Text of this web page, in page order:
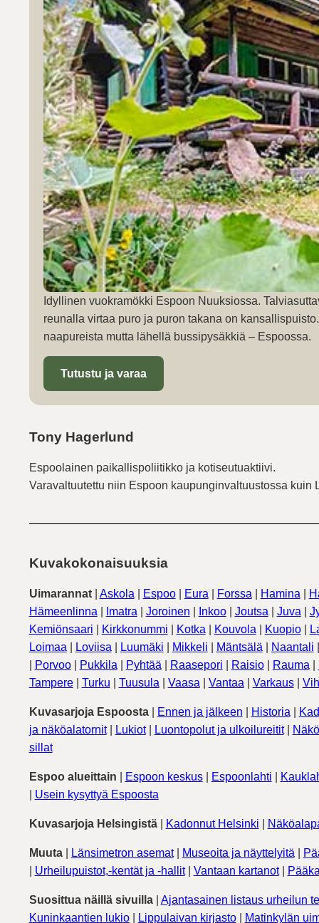
Idyllinen vuokramökki Espoon Nuuksiossa.
reunalla virtaa puro ja puron takana on
naapureista mutta lähellä bussipysäkkiä – Espoossa.
Tutustu ja varaa
Tony Hagerlund
Espoolainen paikallispoliitikko ja kotiseutuaktiivi.
Varavaltuutettu niin Espoon kaupunginvaltuustossa
Kuvakokonaisuuksia
Uimarannat| Askola Espoo| Eura Forssa Hamina
Hämeenlinna
Imatra Joroinen Inkoo| Joutsa Juva
Kemiönsaari
Kirkkonummi Kotka Kouvola Kuopio|
Loimaa
Loviisa Luumäki Mikkeli Mäntsälä Naantali
Porvoo| Pukkila Pyhtää Raasepori Raisio| Rauma
Tampere| Turku Tuusula Vaasa Vantaa Varkaus|
Kuvasarjoja Espoosta| Ennen ja jälkeen Historia
ja näköalatornit| Lukiot| Luontopolut ja ulkoilureitit|
sillat
Espoo alueittain Espoon keskus| Espoonlahti
Usein kysyttyä Espoosta
Kuvasarjoja Helsingistä| Kadonnut Helsinki
Muuta| Länsimetron asemat| Museoita ja näyttelyitä
Urheilupuistot,-kentät ja -hallit| Vantaan kartanot|
Suosittua näillä sivuilla| Ajantasainen listaus urheilun
Kuninkaantien lukio| Lippulaivan kirjasto| Matinkylän